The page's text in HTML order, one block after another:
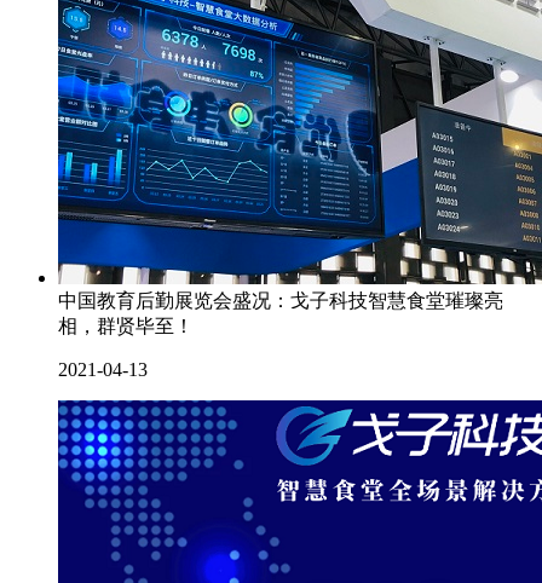
中国教育后勤展览会盛况：戈子科技智慧食堂璀璨亮
相，群贤毕至！
2021-04-13